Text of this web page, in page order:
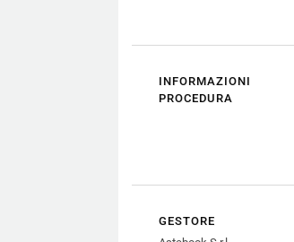
INFORMAZIONI
PROCEDURA
GESTORE